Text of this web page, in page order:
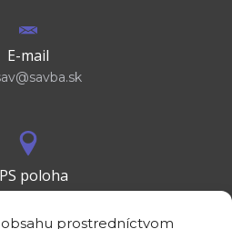
prostredníctvom
E-mail
poloha